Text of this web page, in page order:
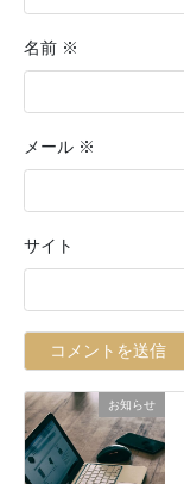
名前 ※
メール ※
サイト
お知らせ